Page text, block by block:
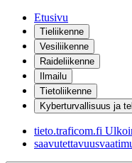
Etusivu
Tieliikenne
Vesiliikenne
Raideliikenne
Ilmailu
Tietoliikenne
Kyberturvallisuus ja
tieto.traficom.fi